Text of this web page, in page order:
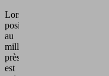
Lorsqu'un
positionnement
au
millimètre
près
est